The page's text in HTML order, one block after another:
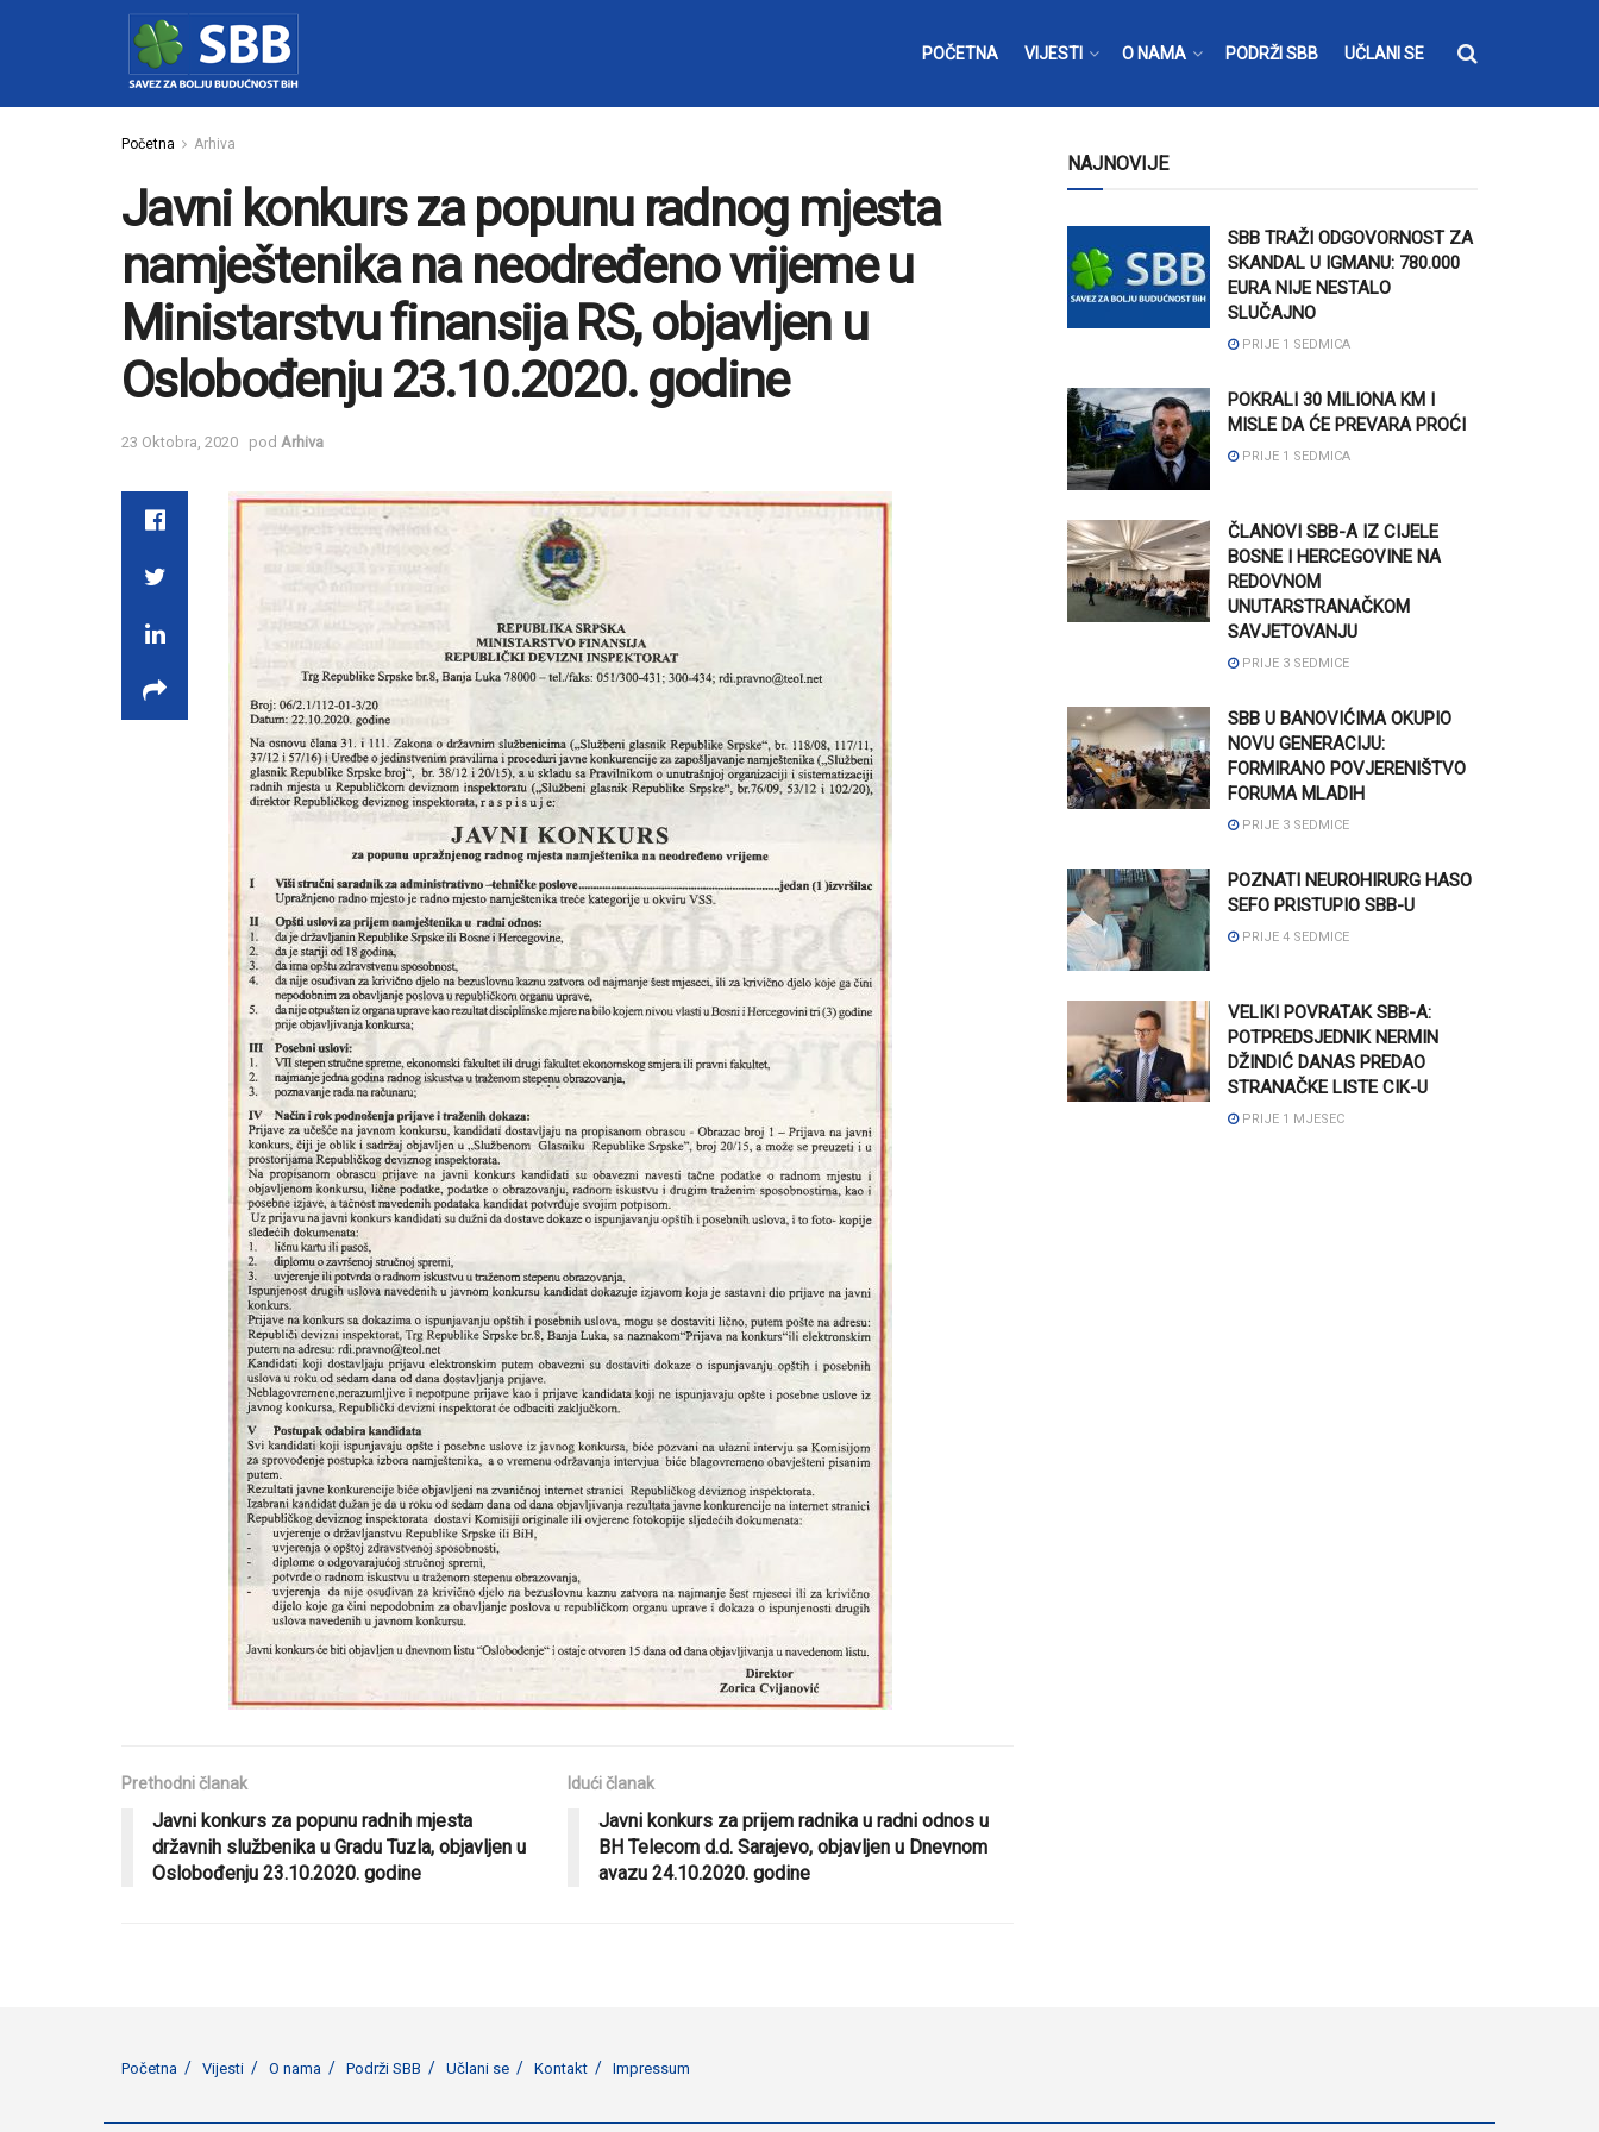
POČETNA VIJESTI O NAMA PODRŽI SBB UČLANI SE
Početna Arhiva
Javni konkurs za popunu radnog mjesta
namještenika na neodređeno vrijeme u
Ministarstvu finansija RS, objavljen u
Oslobođenju 23.10.2020. godine
23 Oktobra, 2020 pod Arhiva
Prethodni članak
Javni konkurs za popunu radnih mjesta
državnih službenika u Gradu Tuzla, objavljen u
Oslobođenju 23.10.2020. godine
Idući članak
Javni konkurs za prijem radnika u radni odnos u
BH Telecom d.d. Sarajevo, objavljen u Dnevnom
avazu 24.10.2020. godine
NAJNOVIJE
SBB TRAŽI ODGOVORNOST ZA
SKANDAL U IGMANU: 780.000
EURA NIJE NESTALO
SLUČAJNO
PRIJE 1 SEDMICA
POKRALI 30 MILIONA KM I
MISLE DA ĆE PREVARA PROĆI
PRIJE 1 SEDMICA
ČLANOVI SBB-A IZ CIJELE
BOSNE I HERCEGOVINE NA
REDOVNOM
UNUTARSTRANAČKOM
SAVJETOVANJU
PRIJE 3 SEDMICE
SBB U BANOVIĆIMA OKUPIO
NOVU GENERACIJU:
FORMIRANO POVJERENIŠTVO
FORUMA MLADIH
PRIJE 3 SEDMICE
POZNATI NEUROHIRURG HASO
SEFO PRISTUPIO SBB-U
PRIJE 4 SEDMICE
VELIKI POVRATAK SBB-A:
POTPREDSJEDNIK NERMIN
DŽINDIĆ DANAS PREDAO
STRANAČKE LISTE CIK-U
PRIJE 1 MJESEC
Početna Vijesti O nama Podrži SBB Učlani se Kontakt Impressum